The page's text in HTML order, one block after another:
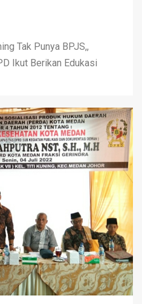
Tak Punya BPJS,,
Ikut Berikan Edukasi